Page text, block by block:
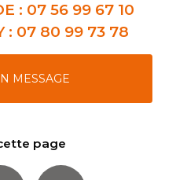
: 07 56 99 67 10
: 07 80 99 73 78
MESSAGE
page